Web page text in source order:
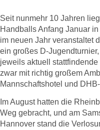
Seit nunmehr 10 Jahren
Handballs Anfang Januar
im neuen Jahr veranstaltet
ein großes D-
jeweils aktuell
zwar mit richtig großem
Mannschaftshotel und
Im August hatten die
Weg gebracht, und am
Hannover stand die